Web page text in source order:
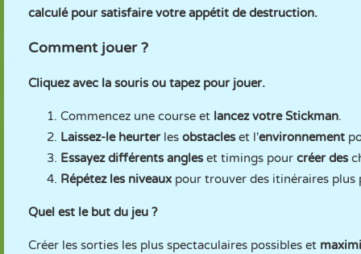
calculé pour satisfaire votre appétit de destruction.
Comment jouer ?
Cliquez avec la souris ou tapez pour jouer.
Commencez une course et lancez votre Stickman.
Laissez-le heurter les obstacleset l'environnement
Essayez différents angleset timings pour créer des
Répétez les niveaux pour trouver des itinéraires plus
Quel est le but du jeu ?
Créer les sorties les plus spectaculaires possibles et